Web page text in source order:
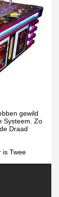
gewild
Systeem. Zo
Draad
is Twee